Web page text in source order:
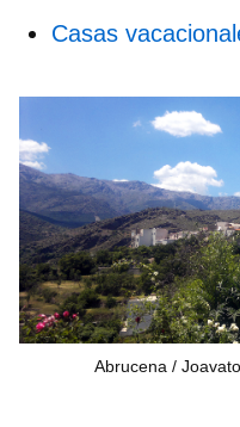
Casas
Abrucena /